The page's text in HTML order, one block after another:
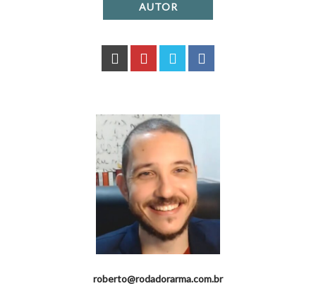
AUTOR
roberto@rodadorarma.com.br